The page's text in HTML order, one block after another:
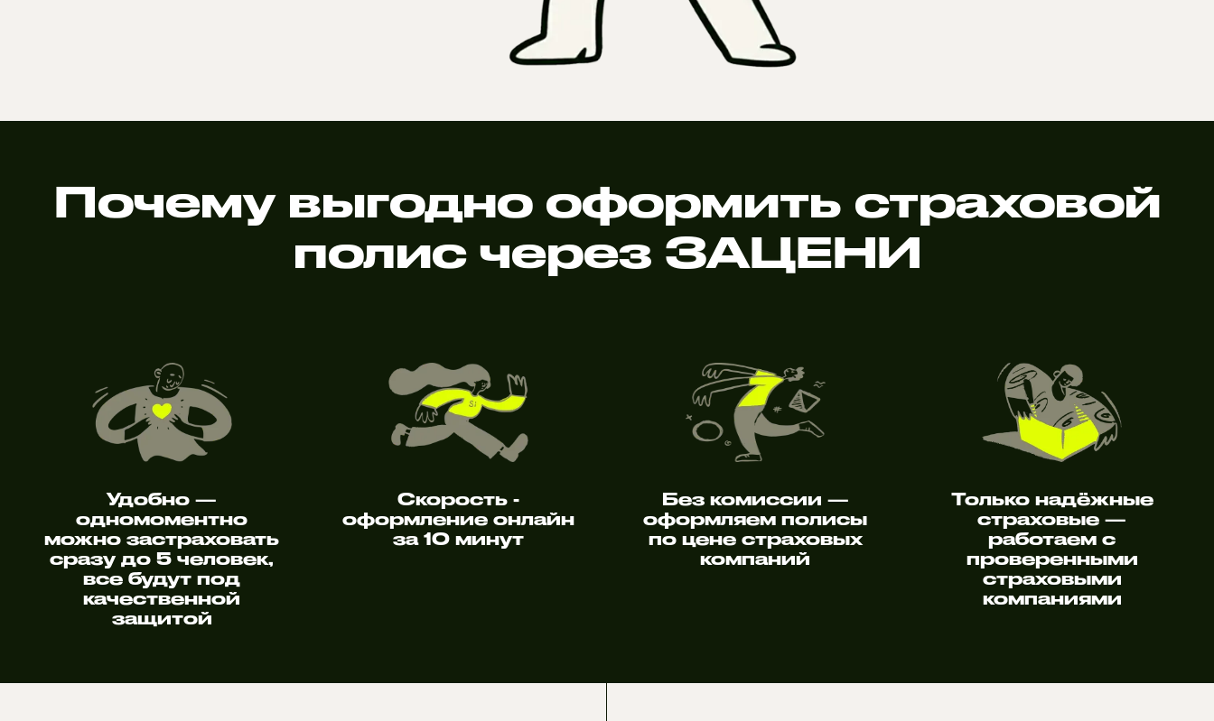
Почему выгодно оформить страховой
полис через ЗАЦЕНИ
Удобно —
одномоментно
можно застраховать
сразу до 5 человек,
все будут под
качественной
защитой
Скорость -
оформление онлайн
за 10 минут
Без комиссии —
оформляем полисы
по цене страховых
компаний
Только надёжные
страховые —
работаем с
проверенными
страховыми
компаниями